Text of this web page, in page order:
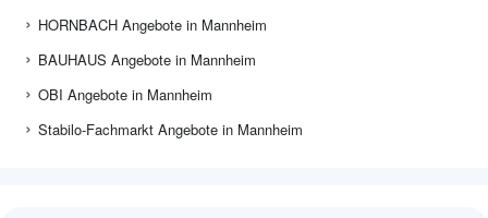
HORNBACH Angebote in Mannheim
BAUHAUS Angebote in Mannheim
OBI Angebote in Mannheim
Stabilo-Fachmarkt Angebote in Mannheim